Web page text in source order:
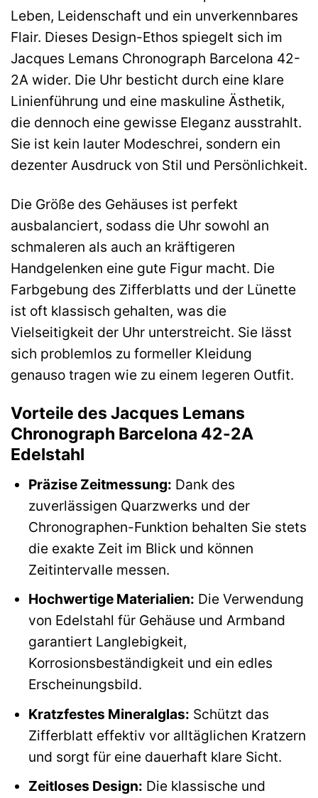
Leben, Leidenschaft und ein unverkennbares
Flair. Dieses Design-Ethos spiegelt sich im
Jacques Lemans Chronograph Barcelona 42-
2A wider. Die Uhr besticht durch eine klare
Linienführung und eine maskuline Ästhetik,
die dennoch eine gewisse Eleganz ausstrahlt.
Sie ist kein lauter Modeschrei, sondern ein
dezenter Ausdruck von Stil und Persönlichkeit.
Die Größe des Gehäuses ist perfekt
ausbalanciert, sodass die Uhr sowohl an
schmaleren als auch an kräftigeren
Handgelenken eine gute Figur macht. Die
Farbgebung des Zifferblatts und der Lünette
ist oft klassisch gehalten, was die
Vielseitigkeit der Uhr unterstreicht. Sie lässt
sich problemlos zu formeller Kleidung
genauso tragen wie zu einem legeren Outfit.
Vorteile des Jacques Lemans
Chronograph Barcelona 42-2A
Edelstahl
Präzise Zeitmessung: Dank des
zuverlässigen Quarzwerks und der
Chronographen-Funktion behalten Sie stets
die exakte Zeit im Blick und können
Zeitintervalle messen.
Hochwertige Materialien: Die Verwendung
von Edelstahl für Gehäuse und Armband
garantiert Langlebigkeit,
Korrosionsbeständigkeit und ein edles
Erscheinungsbild.
Kratzfestes Mineralglas: Schützt das
Zifferblatt effektiv vor alltäglichen Kratzern
und sorgt für eine dauerhaft klare Sicht.
Zeitloses Design: Die klassische und